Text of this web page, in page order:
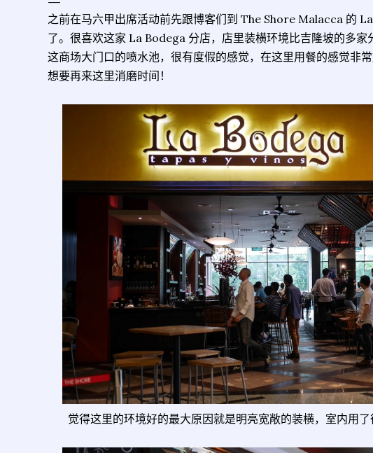
之前在马六甲出席活动前先跟博客们到 The Shore Malacca 的
了。很喜欢这家 La Bodega 分店，店里装横环境比吉隆坡的多
这商场大门口的喷水池，很有度假的感觉，在这里用餐的感觉非
想要再来这里消磨时间！
觉得这里的环境好的最大原因就是明亮宽敞的装横，室内用